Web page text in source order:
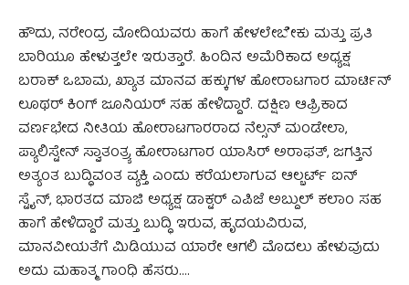
ಹೌದು, ನರೇಂದ್ರ ಮೋದಿಯವರು ಹಾಗೆ ಹೇಳಲೇಬೇಕು ಮತ್ತು ಪ್ರತಿ
ಬಾರಿಯೂ ಹೇಳುತ್ತಲೇ ಇರುತ್ತಾರೆ. ಹಿಂದಿನ ಅಮೆರಿಕಾದ ಅಧ್ಯಕ್ಷ
ಬರಾಕ್ ಒಬಾಮ, ಖ್ಯಾತ ಮಾನವ ಹಕ್ಕುಗಳ ಹೋರಾಟಗಾರ ಮಾರ್ಟಿನ್
ಲೂಥರ್ ಕಿಂಗ್ ಜೂನಿಯರ್ ಸಹ ಹೇಳಿದ್ದಾರೆ. ದಕ್ಷಿಣ ಆಫ್ರಿಕಾದ
ವರ್ಣಭೇದ ನೀತಿಯ ಹೋರಾಟಗಾರರಾದ ನೆಲ್ಸನ್ ಮಂಡೇಲಾ,
ಪ್ಯಾಲಿಸ್ಟೇನ್ ಸ್ವಾತಂತ್ರ್ಯ ಹೋರಾಟಗಾರ ಯಾಸಿರ್ ಅರಾಫತ್, ಜಗತ್ತಿನ
ಅತ್ಯಂತ ಬುದ್ಧಿವಂತ ವ್ಯಕ್ತಿ ಎಂದು ಕರೆಯಲಾಗುವ ಆಲ್ಬರ್ಟ್ ಐನ್
ಸ್ಟೈನ್, ಭಾರತದ ಮಾಜಿ ಅಧ್ಯಕ್ಷ ಡಾಕ್ಟರ್ ಎಪಿಜೆ ಅಬ್ದುಲ್ ಕಲಾಂ ಸಹ
ಹಾಗೆ ಹೇಳಿದ್ದಾರೆ ಮತ್ತು ಬುದ್ಧಿ ಇರುವ, ಹೃದಯವಿರುವ,
ಮಾನವೀಯತೆಗೆ ಮಿಡಿಯುವ ಯಾರೇ ಆಗಲಿ ಮೊದಲು ಹೇಳುವುದು
ಅದು ಮಹಾತ್ಮ ಗಾಂಧಿ ಹೆಸರು….